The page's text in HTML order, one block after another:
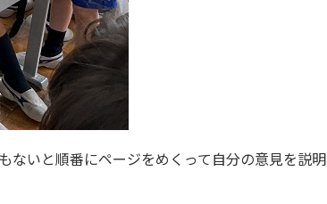
ないと順番にページをめくって自分の意見を説明